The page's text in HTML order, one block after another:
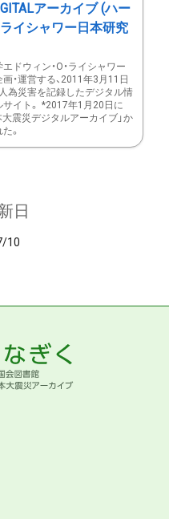
アーカイブ (ハー
イシャワー日本研究
ドウィン・O・ライシャワー
・運営する、2011年3月11日
為災害を記録したデジタル情
イト。 *2017年1月20日に
大震災デジタルアーカイブ」か
。
日
10